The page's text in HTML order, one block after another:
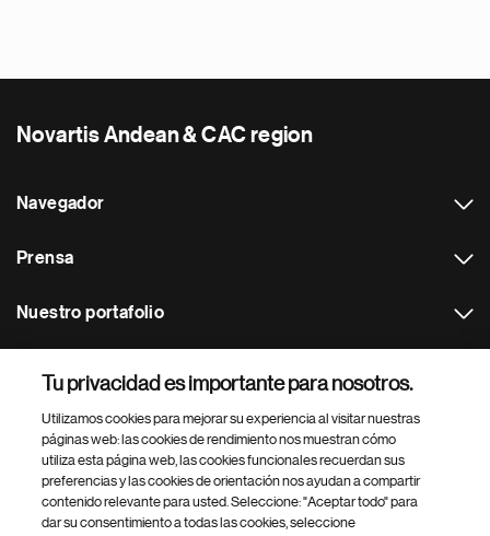
Novartis Andean & CAC region
Navegador
Prensa
Nuestro portafolio
Footer Site Search
Tu privacidad es importante para nosotros.
Utilizamos cookies para mejorar su experiencia al visitar nuestras
páginas web: las cookies de rendimiento nos muestran cómo
utiliza esta página web, las cookies funcionales recuerdan sus
preferencias y las cookies de orientación nos ayudan a compartir
contenido relevante para usted. Seleccione: "Aceptar todo" para
dar su consentimiento a todas las cookies, seleccione